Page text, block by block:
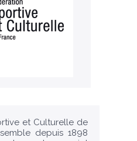
et Culturelle de
depuis 1898